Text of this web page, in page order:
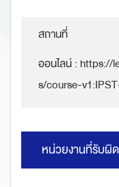
สถานที่
ออนไลน์ : https://
s/course-
หน่วยงานที่รับผิ